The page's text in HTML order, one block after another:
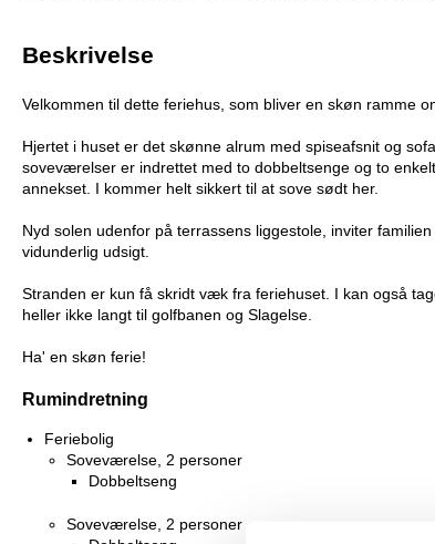
Beskrivelse
Velkommen til dette feriehus, som bliver en skøn ramme
Hjertet i huset er det skønne alrum med spiseafsnit og
soveværelser er indrettet med to dobbeltsenge og to
annekset. I kommer helt sikkert til at sove sødt her.
Nyd solen udenfor på terrassens liggestole, inviter
vidunderlig udsigt.
Stranden er kun få skridt væk fra feriehuset. I kan også
heller ikke langt til golfbanen og Slagelse.
Ha' en skøn ferie!
Rumindretning
Feriebolig
Soveværelse, 2 personer
Dobbeltseng
Soveværelse, 2 personer